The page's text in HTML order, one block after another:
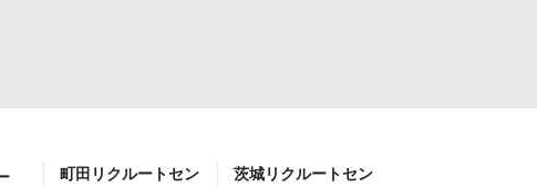
町田リクルートセン
茨城リクルートセン